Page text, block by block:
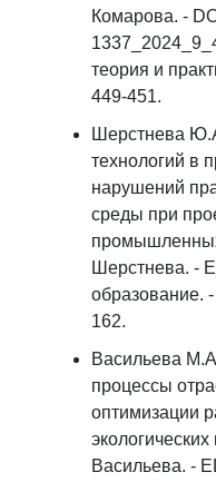
Комарова. -
теория и
449-451.
Шерстнева
технологий в
нарушений
среды при
Шерстнева. -
образование.
162.
Васильева
процессы
оптимизации
Васильева. -